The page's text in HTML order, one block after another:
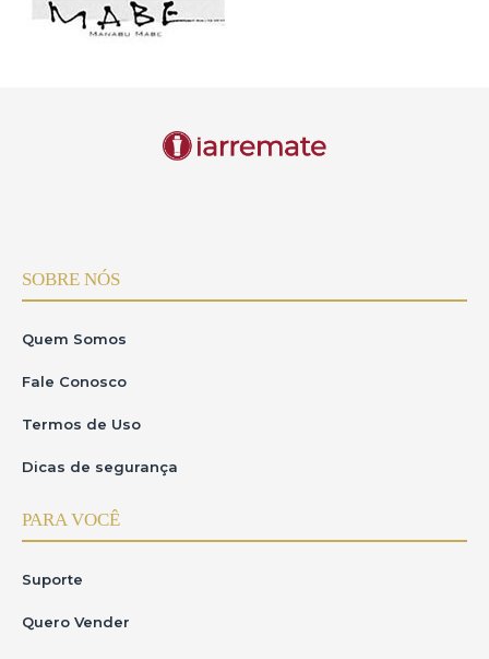
SOBRE NÓS
Quem Somos
Fale Conosco
Termos de Uso
Dicas de segurança
PARA VOCÊ
Suporte
Quero Vender